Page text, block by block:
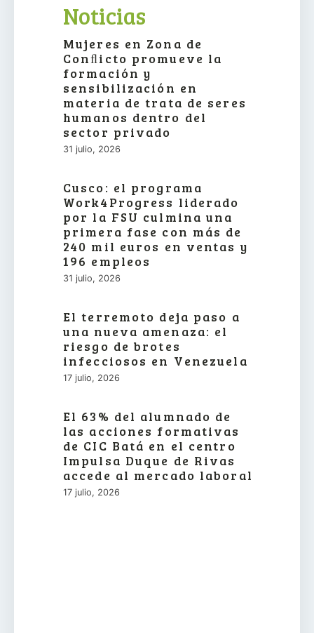
Noticias
Mujeres en Zona de
Conﬂicto promueve la
formación y
sensibilización en
materia de trata de seres
humanos dentro del
sector privado
31 julio, 2026
Cusco: el programa
Work4Progress liderado
por la FSU culmina una
primera fase con más de
240 mil euros en ventas y
196 empleos
31 julio, 2026
El terremoto deja paso a
una nueva amenaza: el
riesgo de brotes
infecciosos en Venezuela
17 julio, 2026
El 63% del alumnado de
las acciones formativas
de CIC Batá en el centro
Impulsa Duque de Rivas
accede al mercado laboral
17 julio, 2026